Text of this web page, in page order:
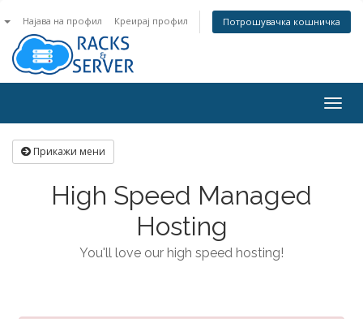
Најава на профил Креирај профил Потрошувачка кошничка
Прикажи мени
High Speed Managed
Hosting
You'll love our high speed hosting!